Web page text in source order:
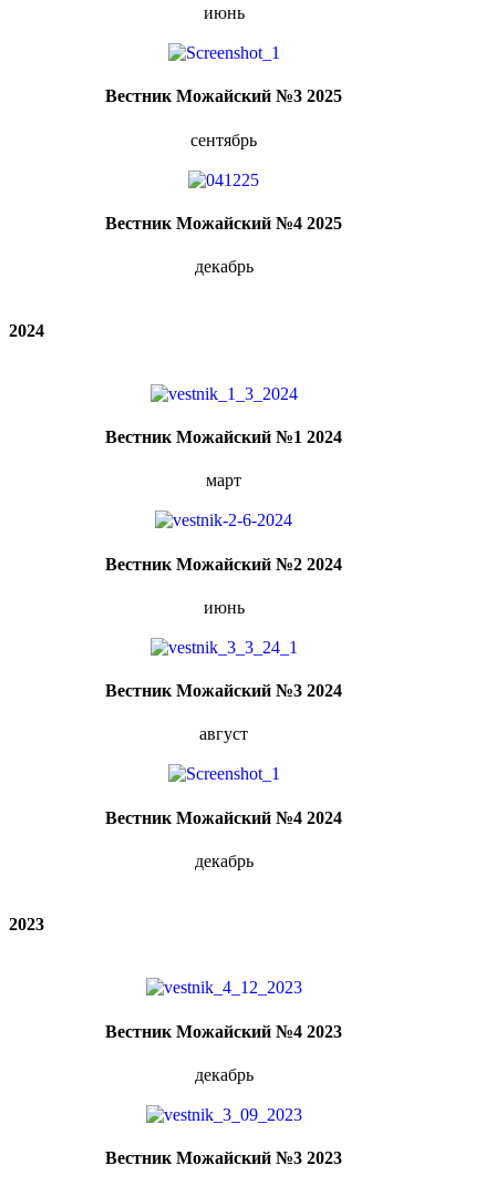
июнь
Вестник Можайский №3 2025
сентябрь
Вестник Можайский №4 2025
декабрь
2024
Вестник Можайский №1 2024
март
Вестник Можайский №2 2024
июнь
Вестник Можайский №3 2024
август
Вестник Можайский №4 2024
декабрь
2023
Вестник Можайский №4 2023
декабрь
Вестник Можайский №3 2023